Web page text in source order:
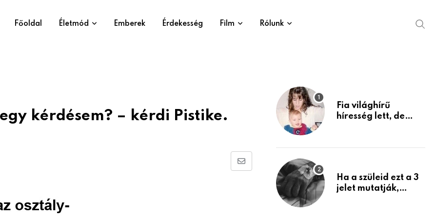
Főoldal Életmód Emberek Érdekesség Film Rólunk
kérdésem? – kérdi Pistike.
Share
Fia világhírű
híresség lett, de
mint azt el tudnád
Ha a szüleid ezt a 3
jelet mutatják,